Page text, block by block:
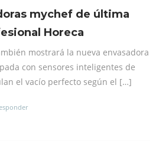
mychef de última
Horeca
mostrará la nueva envasadora
con sensores inteligentes de
el vacío perfecto según el […]